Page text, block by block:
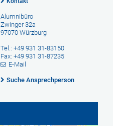
Alumnibüro
Zwinger 32a
97070 Würzburg
Tel.: +49 931 31-83150
Fax: +49 931 31-87235
E-Mail
Suche Ansprechperson